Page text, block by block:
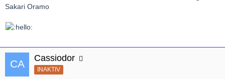
Sakari Oramo
Cassiodor
INAKTIV